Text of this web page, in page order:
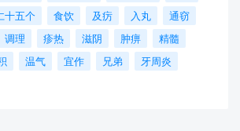
十五个 食饮 及疠 入丸
通窃
调理 疹热 滋阴 肿痹
精髓
温气 宜作 兄弟
牙周炎